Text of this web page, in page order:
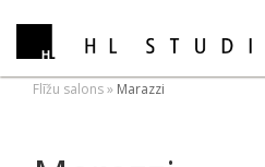
Flīžu salons» Marazzi